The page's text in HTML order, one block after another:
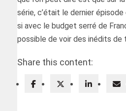
série, c’était le dernier
si avec le budget serré de
possible de voir des inédits de
Share this content: